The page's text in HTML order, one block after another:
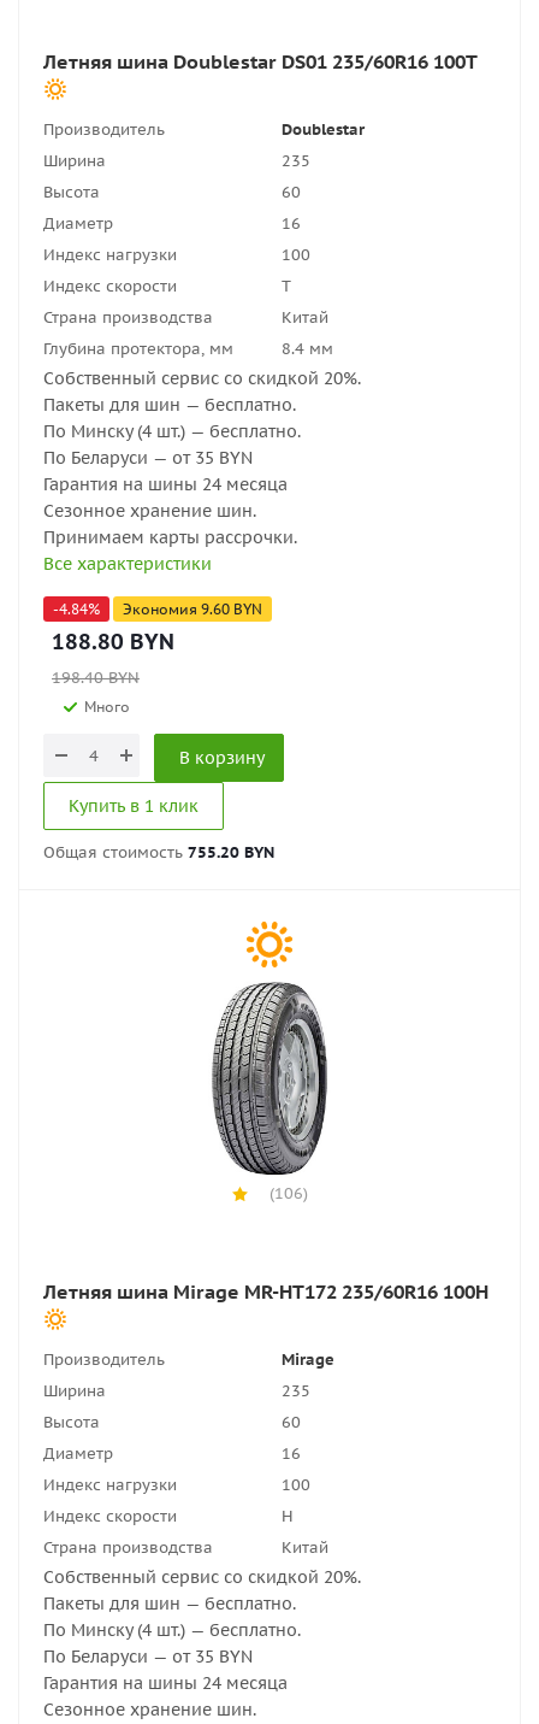
Летняя шина Doublestar DS01 235/60R16 100T
Производитель
Doublestar
Ширина
235
Высота
60
Диаметр
16
Индекс нагрузки
100
Индекс скорости
T
Страна производства
Китай
Глубина протектора, мм
8.4 мм
Собственный сервис со скидкой 20%.
Пакеты для шин — бесплатно.
По Минску (4 шт.) — бесплатно.
По Беларуси — от 35 BYN
Гарантия на шины 24 месяца
Сезонное хранение шин.
Принимаем карты рассрочки.
Все характеристики
-4.84% Экономия 9.60 BYN
188.80 BYN
198.40BYN
Много
В корзину
Купить в 1 клик
Общая стоимость 755.20 BYN
(106)
Летняя шина Mirage MR-HT172 235/60R16 100H
Производитель
Mirage
Ширина
235
Высота
60
Диаметр
16
Индекс нагрузки
100
Индекс скорости
H
Страна производства
Китай
Собственный сервис со скидкой 20%.
Пакеты для шин — бесплатно.
По Минску (4 шт.) — бесплатно.
По Беларуси — от 35 BYN
Гарантия на шины 24 месяца
Сезонное хранение шин.